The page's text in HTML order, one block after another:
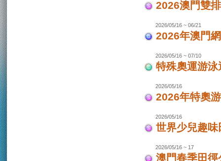
2026澳門雙
2026/05/16 ~ 06/21
2026年澳門
2026/05/16 ~ 07/10
特殊奧運游
2026/05/16
2026年特奧
2026/05/16
世界少兒趣味
2026/05/16 ~ 17
澳門春季田徑